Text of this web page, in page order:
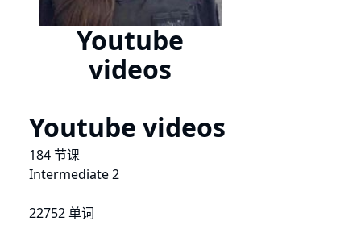
Youtube
videos
Youtube videos
184 节课
Intermediate 2
22752 单词